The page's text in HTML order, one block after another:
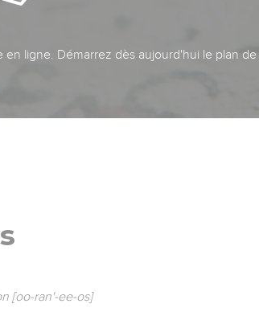
ligne. Démarrez dès aujourd'hui le plan
[oo-ran'-ee-os]